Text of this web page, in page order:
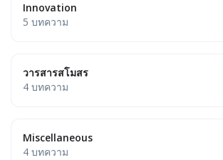
Innovation
5 บทความ
วารสารสโมสร
4 บทความ
Miscellaneous
4 บทความ